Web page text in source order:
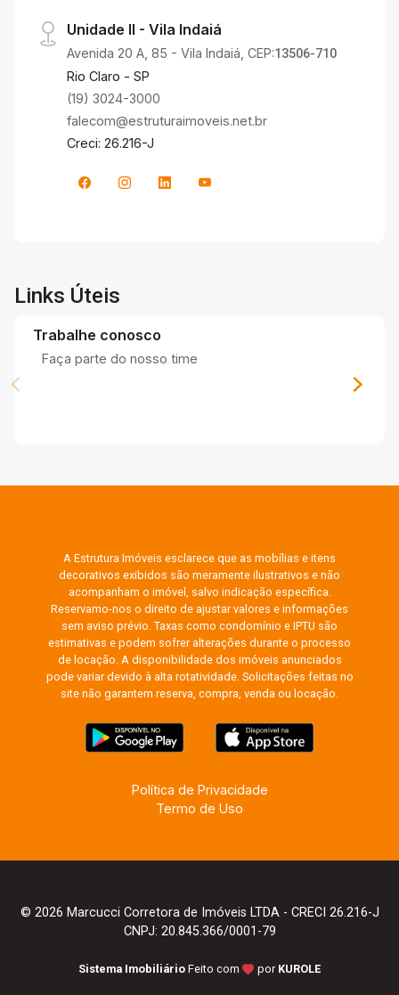
Unidade II - Vila Indaiá
Avenida 20 A, 85 - Vila Indaiá, CEP:13506-710
Rio Claro - SP
(19) 3024-3000
falecom@estruturaimoveis.net.br
Creci: 26.216-J
Links Úteis
Trabalhe conosco
Faça parte do nosso time
A Estrutura Imóveis esclarece que as mobílias e itens
decorativos exibidos são meramente ilustrativos e não
acompanham o imóvel, salvo indicação específica.
Reservamo-nos o direito de ajustar valores e informações
sem aviso prévio. Taxas como condomínio e IPTU são
estimativas e podem sofrer alterações durante o processo
de locação. A disponibilidade dos imóveis anunciados
pode variar devido à alta rotatividade. Solicitações feitas no
site não garantem reserva, compra, venda ou locação.
Política de Privacidade
Termo de Uso
© 2026 Marcucci Corretora de Imóveis LTDA - CRECI 26.216-J
CNPJ: 20.845.366/0001-79
Sistema Imobiliário Feito com por KUROLE